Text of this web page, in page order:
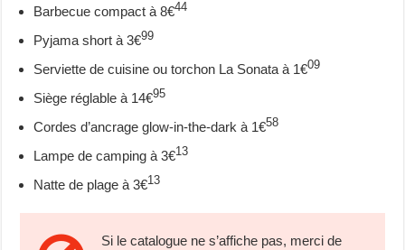
Barbecue compact à 8€44
Pyjama short à 3€99
Serviette de cuisine ou torchon La Sonata à 1€09
Siège réglable à 14€95
Cordes d’ancrage glow-in-the-dark à 1€58
Lampe de camping à 3€13
Natte de plage à 3€13
Si le catalogue ne s’affiche pas, merci de